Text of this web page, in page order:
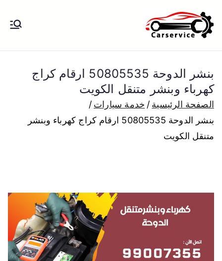
إلى
المحتوى
الكويت
بنشر متنقل الكويت كهرباء وبنشر تبديل
بارخص الاسعار
بنشر الدوحة 50805535 ارقام كراج
كهرباء وبنشر متنقل الكويت
الصفحة الرئيسية
خدمة سيارات
بنشر الدوحة 50805535 ارقام كراج كهرباء وبنشر
متنقل الكويت